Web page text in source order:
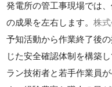
発電所の管工事現場では
の成果を左右します。株
予知活動から作業終了後
じた安全確認体制を構築
ラン技術者と若手作業員